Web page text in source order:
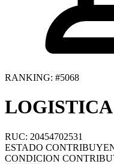
RANKING: #5068
LOGISTICA
RUC: 20454702531
ESTADO
CONDICION